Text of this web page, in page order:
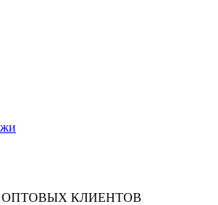
ОПТОВЫХ КЛИЕНТОВ